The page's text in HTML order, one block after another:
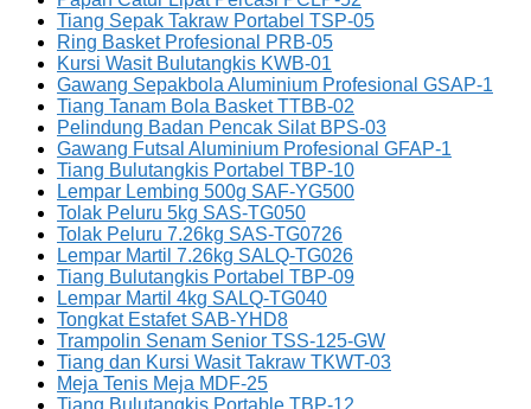
Tiang Sepak Takraw Portabel TSP-05
Ring Basket Profesional PRB-05
Kursi Wasit Bulutangkis KWB-01
Gawang Sepakbola Aluminium Profesional GSAP-1
Tiang Tanam Bola Basket TTBB-02
Pelindung Badan Pencak Silat BPS-03
Gawang Futsal Aluminium Profesional GFAP-1
Tiang Bulutangkis Portabel TBP-10
Lempar Lembing 500g SAF-YG500
Tolak Peluru 5kg SAS-TG050
Tolak Peluru 7.26kg SAS-TG0726
Lempar Martil 7.26kg SALQ-TG026
Tiang Bulutangkis Portabel TBP-09
Lempar Martil 4kg SALQ-TG040
Tongkat Estafet SAB-YHD8
Trampolin Senam Senior TSS-125-GW
Tiang dan Kursi Wasit Takraw TKWT-03
Meja Tenis Meja MDF-25
Tiang Bulutangkis Portable TBP-12